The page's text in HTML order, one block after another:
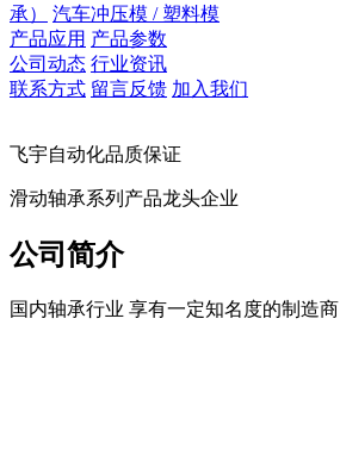
承）
汽车冲压模 / 塑料模
产品应用 产品参数
公司动态 行业资讯
联系方式 留言反馈 加入我们
飞宇自动化品质保证
滑动轴承系列产品龙头企业
公司简介
国内轴承行业 享有一定知名度的制造商